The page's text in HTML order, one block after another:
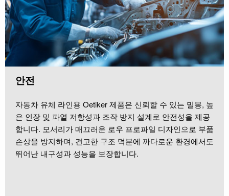
안전
자동차 유체 라인용 Oetiker 제품은 신뢰할 수 있는 밀봉, 높
은 인장 및 파열 저항성과 조작 방지 설계로 안전성을 제공
합니다. 모서리가 매끄러운 로우 프로파일 디자인으로 부품
손상을 방지하며, 견고한 구조 덕분에 까다로운 환경에서도
뛰어난 내구성과 성능을 보장합니다.